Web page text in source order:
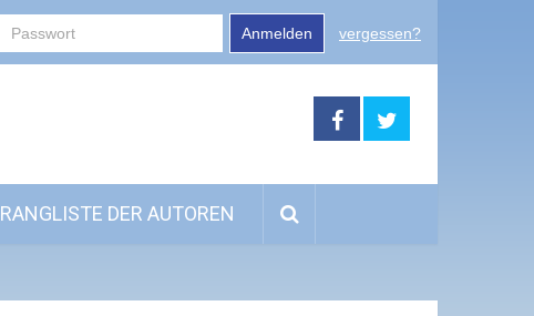
Anmelden vergessen?
RANGLISTE DER AUTOREN